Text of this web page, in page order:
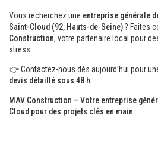
Vous recherchez une entreprise générale
Saint-Cloud (92, Hauts-de-Seine)? Faites
Construction, votre partenaire local pour
stress.
👉 Contactez-nous dès aujourd’hui pour
devis détaillé sous 48 h
MAV Construction – Votre entreprise
Cloud pour des projets clés en main.